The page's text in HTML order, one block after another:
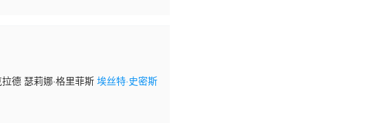
拉德 瑟莉娜·格里菲斯埃丝特·史密斯